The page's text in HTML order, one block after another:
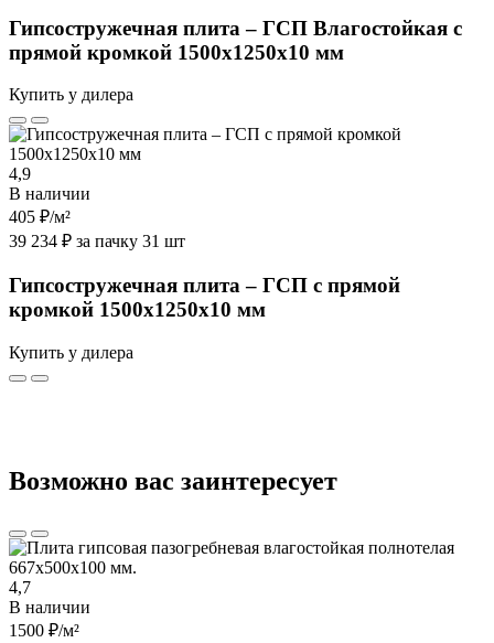
Гипсостружечная плита – ГСП Влагостойкая с
прямой кромкой 1500х1250х10 мм
Купить у дилера
4,9
В наличии
405 ₽/м²
39 234 ₽ за пачку 31 шт
Гипсостружечная плита – ГСП с прямой
кромкой 1500х1250х10 мм
Купить у дилера
Возможно вас заинтересует
4,7
В наличии
1500 ₽/м²